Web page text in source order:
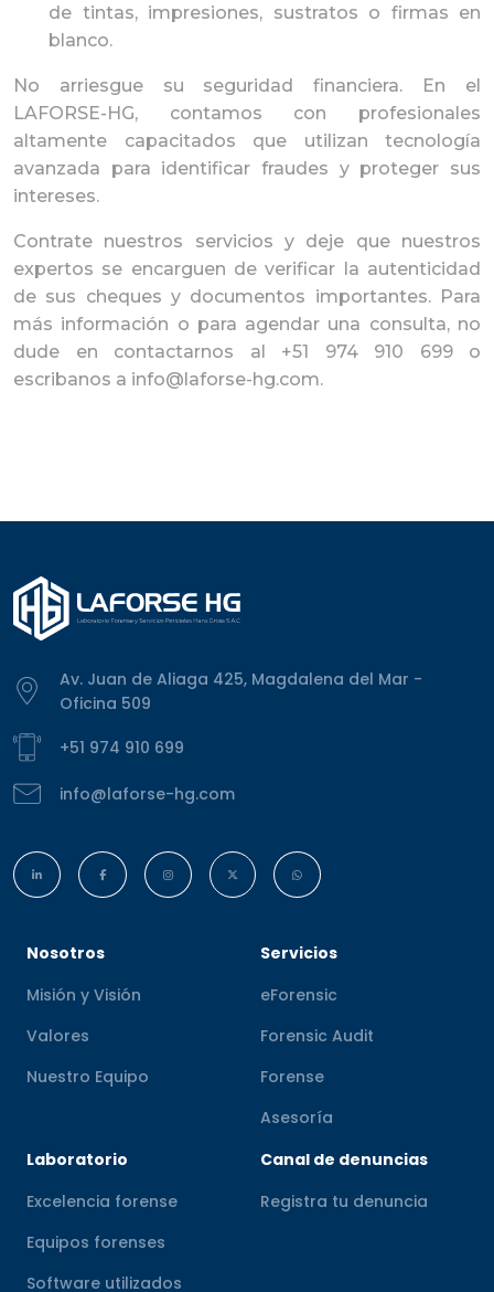
de tintas, impresiones, sustratos o firmas en
blanco.
No arriesgue su seguridad financiera. En el
LAFORSE-HG, contamos con profesionales
altamente capacitados que utilizan tecnología
avanzada para identificar fraudes y proteger sus
intereses.
Contrate nuestros servicios y deje que nuestros
expertos se encarguen de verificar la autenticidad
de sus cheques y documentos importantes. Para
más información o para agendar una consulta, no
dude en contactarnos al +51 974 910 699 o
escribanos a info@laforse-hg.com.
Av. Juan de Aliaga 425, Magdalena del Mar -
Oficina 509
+51 974 910 699
info@laforse-hg.com
Nosotros
Misión y Visión
Valores
Nuestro Equipo
Servicios
eForensic
Forensic Audit
Forense
Asesoría
Laboratorio
Excelencia forense
Equipos forenses
Software utilizados
Canal de denuncias
Registra tu denuncia